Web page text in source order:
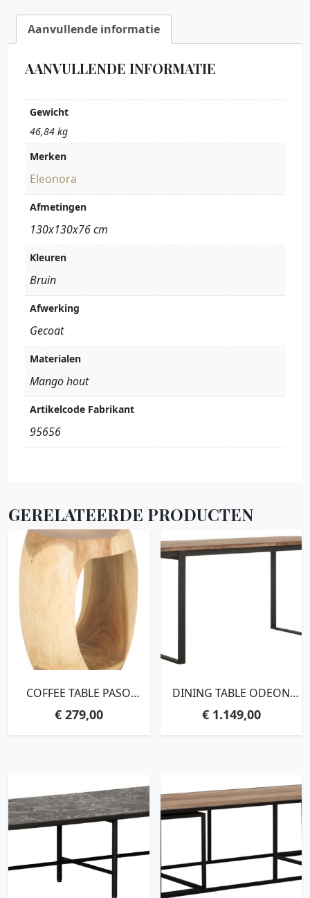
Aanvullende informatie
AANVULLENDE INFORMATIE
Gewicht
46,84 kg
Merken
Eleonora
Afmetingen
130x130x76 cm
Kleuren
Bruin
Afwerking
Gecoat
Materialen
Mango hout
Artikelcode Fabrikant
95656
GERELATEERDE PRODUCTEN
COFFEE TABLE PASO
WOOD
€279,00
DINING TABLE ODEON
CM, RECYCLED
€1.149,00